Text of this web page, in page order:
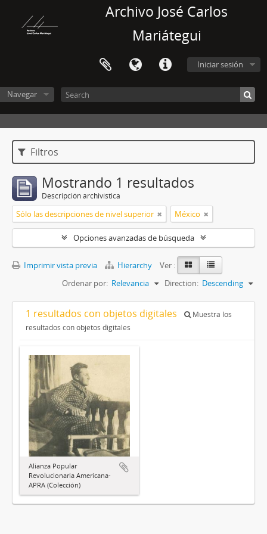
Archivo José Carlos
Mariátegui
Iniciar sesión
Navegar
Filtros
Mostrando 1 resultados
Descripción archivística
Sólo las descripciones de nivel superior México
Opciones avanzadas de búsqueda
Imprimir vista previa Hierarchy
Ver :
Ordenar por: Relevancia Direction: Descending
1 resultados con objetos digitales
Muestra los
resultados con objetos digitales
Alianza Popular
Revolucionaria Americana-
APRA (Colección)